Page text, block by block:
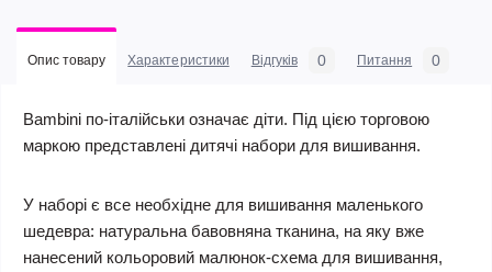
Опис товару Характеристики Відгуків 0 Питання 0
Bambini по-італійськи означає діти. Під цією торговою
маркою представлені дитячі набори для вишивання.
У наборі є все необхідне для вишивання маленького
шедевра: натуральна бавовняна тканина, на яку вже
нанесений кольоровий малюнок-схема для вишивання,